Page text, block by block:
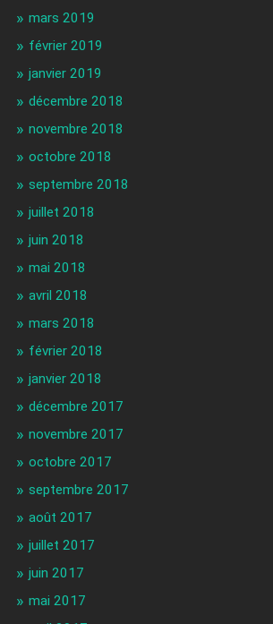
mars 2019
février 2019
janvier 2019
décembre 2018
novembre 2018
octobre 2018
septembre 2018
juillet 2018
juin 2018
mai 2018
avril 2018
mars 2018
février 2018
janvier 2018
décembre 2017
novembre 2017
octobre 2017
septembre 2017
août 2017
juillet 2017
juin 2017
mai 2017